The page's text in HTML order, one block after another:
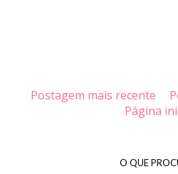
Postagem mais recente
Página
O QUE